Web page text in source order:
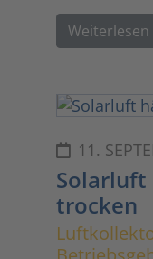
11.
Solarluft
trocken